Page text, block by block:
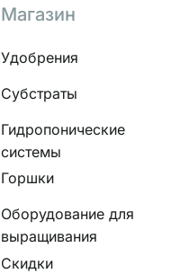
Магазин
Удобрения
Субстраты
Гидропонические
системы
Горшки
Оборудование для
выращивания
Скидки